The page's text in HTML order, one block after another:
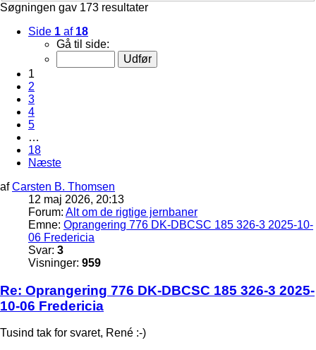
Søgningen gav 173 resultater
Side 1 af 18
Gå til side:
1
2
3
4
5
…
18
Næste
afCarsten B. Thomsen
12 maj 2026, 20:13
Forum: Alt om de rigtige jernbaner
Emne: Oprangering 776 DK-DBCSC 185 326-3 2025-10-
06 Fredericia
Svar: 3
Visninger: 959
Re: Oprangering 776 DK-DBCSC 185 326-3 2025-
10-06 Fredericia
Tusind tak for svaret, René :-)